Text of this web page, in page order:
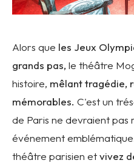
Alors que les Jeux
grands pas, le théâtre
histoire, mêlant tragédie,
mémorables. C'est un
de Paris ne devraient pas
événement
théâtre parisien etvivez